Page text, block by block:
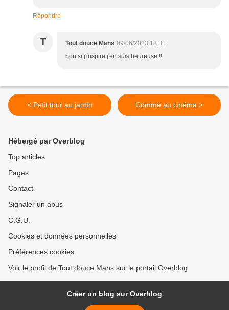
Répondre
T Tout douce Mans 09/06/2023 18:31
bon si j'inspire j'en suis heureuse !!
< Petit tour au jardin Comme au cinéma >
Hébergé par Overblog
Top articles
Pages
Contact
Signaler un abus
C.G.U.
Cookies et données personnelles
Préférences cookies
Voir le profil de Tout douce Mans sur le portail Overblog
Créer un blog sur Overblog